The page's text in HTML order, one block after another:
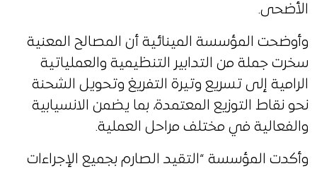
الأضحى.
وأوضحت المؤسسة المينائية أن المصالح المعنية
سخرت جملة من التدابير التنظيمية والعملياتية
الرامية إلى تسريع وتيرة التفريغ وتحويل الشحنة
نحو نقاط التوزيع المعتمدة، بما يضمن الانسيابية
والفعالية في مختلف مراحل العملية.
وأكدت المؤسسة “التقيد الصارم بجميع الإجراءات